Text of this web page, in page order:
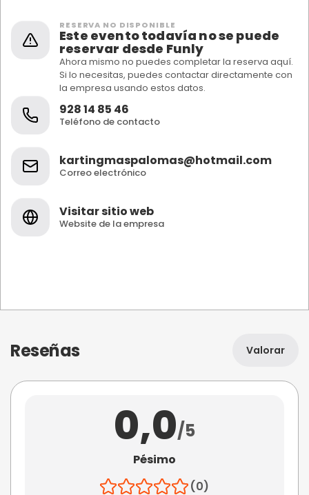
RESERVA NO DISPONIBLE
Este evento todavía no se puede
reservar desde Funly
Ahora mismo no puedes completar la reserva aquí.
Si lo necesitas, puedes contactar directamente con
la empresa usando estos datos.
928 14 85 46
Teléfono de contacto
kartingmaspalomas@hotmail.com
Correo electrónico
Visitar sitio web
Website de la empresa
Reseñas Valorar
0,0/5
Pésimo
(0)